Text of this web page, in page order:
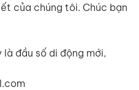
của chúng tôi. Chúc bạn
đầu số di động mới,